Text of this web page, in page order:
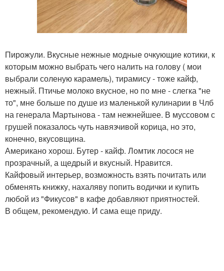
Пирожули. Вкусные нежные модные очкующие котики, к
которым можно выбрать чего налить на голову ( мои
выбрали соленую карамель), тирамису - тоже кайф,
нежный. Птичье молоко вкусное, но по мне - слегка "не
то", мне больше по душе из маленькой кулинарии в Члб
на генерала Мартынова - там нежнейшее. В муссовом с
грушей показалось чуть навязчивой корица, но это,
конечно, вкусовщина.
Американо хорош. Бутер - кайф. Ломтик лосося не
прозрачный, а щедрый и вкусный. Нравится.
Кайфовый интерьер, возможность взять почитать или
обменять книжку, нахаляву попить водички и купить
любой из "Фикусов" в кафе добавляют приятностей.
В общем, рекомендую. И сама еще приду.